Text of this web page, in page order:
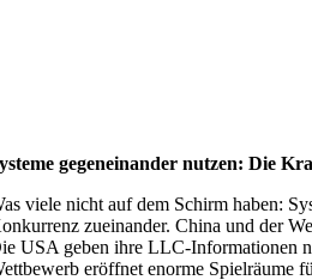
gegeneinander nutzen: Die
viele nicht auf dem Schirm haben:
zueinander. China und der
USA geben ihre LLC-Informationen
eröffnet enorme Spielräume